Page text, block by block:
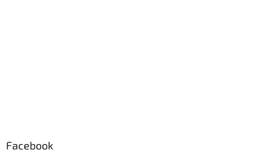
Facebook